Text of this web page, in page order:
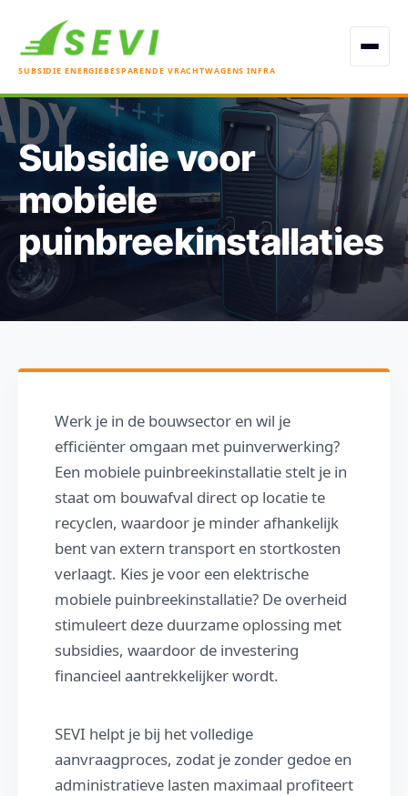
SUBSIDIE ENERGIEBESPARENDE VRACHTWAGENS INFRA
Open
Subsidie voor
mobiele
puinbreekinstallaties
Werk je in de bouwsector en wil je
efficiënter omgaan met puinverwerking?
Een mobiele puinbreekinstallatie stelt je in
staat om bouwafval direct op locatie te
recyclen, waardoor je minder afhankelijk
bent van extern transport en stortkosten
verlaagt. Kies je voor een elektrische
mobiele puinbreekinstallatie? De overheid
stimuleert deze duurzame oplossing met
subsidies, waardoor de investering
financieel aantrekkelijker wordt.
SEVI helpt je bij het volledige
aanvraagproces, zodat je zonder gedoe en
administratieve lasten maximaal profiteert